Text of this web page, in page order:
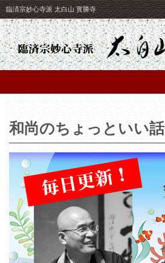
臨済宗妙心寺派 太白山 寳勝寺
和尚のちょっといい話